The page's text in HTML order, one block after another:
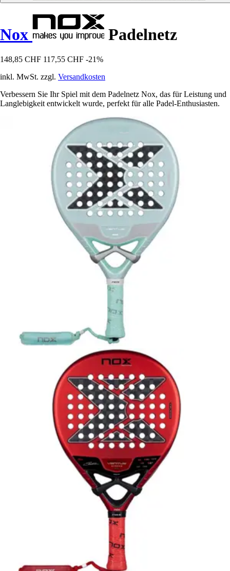
Nox Padelnetz
148,85 CHF 117,55 CHF -21%
inkl. MwSt. zzgl. Versandkosten
Verbessern Sie Ihr Spiel mit dem Padelnetz Nox, das für Leistung und
Langlebigkeit entwickelt wurde, perfekt für alle Padel-Enthusiasten.